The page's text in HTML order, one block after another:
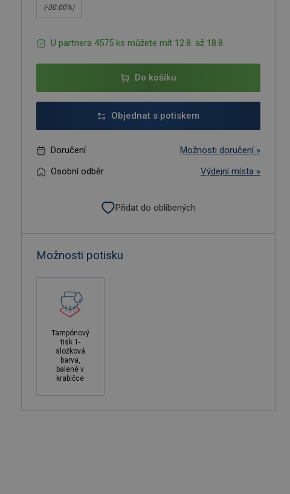
(-30.00%)
U partnera 4575 ks můžete mít 12.8. až 18.8.
Do košíku
Objednat s potiskem
Doručení
Možnosti doručení »
Osobní odběr
Výdejní místa »
Přidat do oblíbených
Možnosti potisku
Tampónový
tisk 1-
složková
barva,
balené v
krabičce